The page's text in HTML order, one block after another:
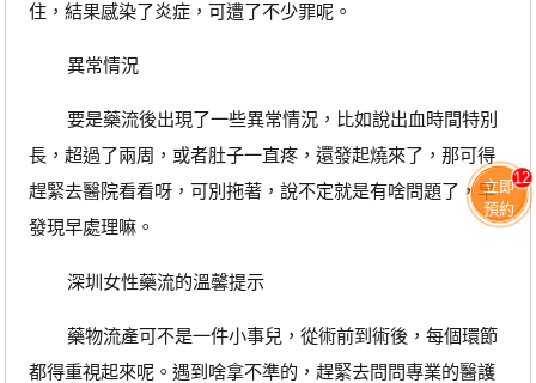
住，結果感染了炎症，可遭了不少罪呢。
異常情況
要是藥流後出現了一些異常情況，比如說出血時間特別
長，超過了兩周，或者肚子一直疼，還發起燒來了，那可得
趕緊去醫院看看呀，可別拖著，說不定就是有啥問題了，早
發現早處理嘛。
深圳女性藥流的溫馨提示
藥物流產可不是一件小事兒，從術前到術後，每個環節
都得重視起來呢。遇到啥拿不準的，趕緊去問問專業的醫護
立即
預約
12